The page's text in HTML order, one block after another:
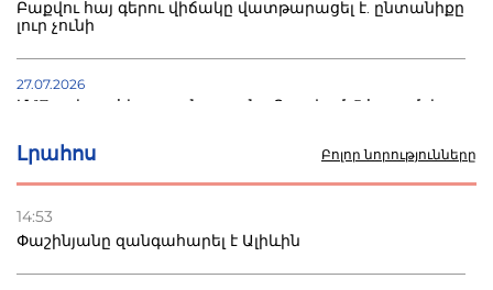
Լրահոս Բոլոր նորությունները
14:53
Փաշինյանը զանգահարել է Ալիևին
Բաքվու հայ գերու վիճակը վատթարացել է. ընտանիքը
լուր չունի
27.07.2026
Մ-17 աշխարհի առաջնությունը Բաքվում. 5 հայ ըմբիշ
22.07.2026
տուժածներ կան
21.07.2026